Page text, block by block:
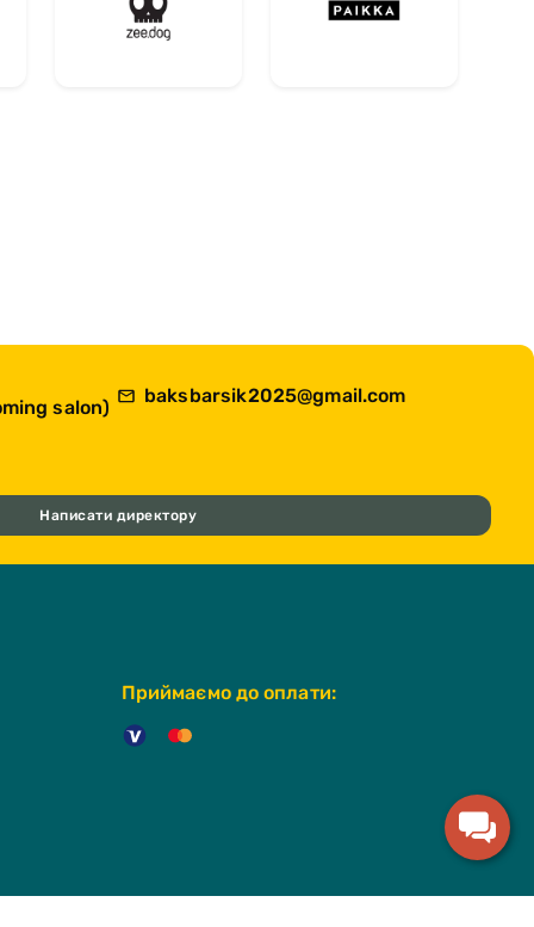
salon)
baksbarsik2025@gmail.com
Написати директору
Приймаємо до оплати: